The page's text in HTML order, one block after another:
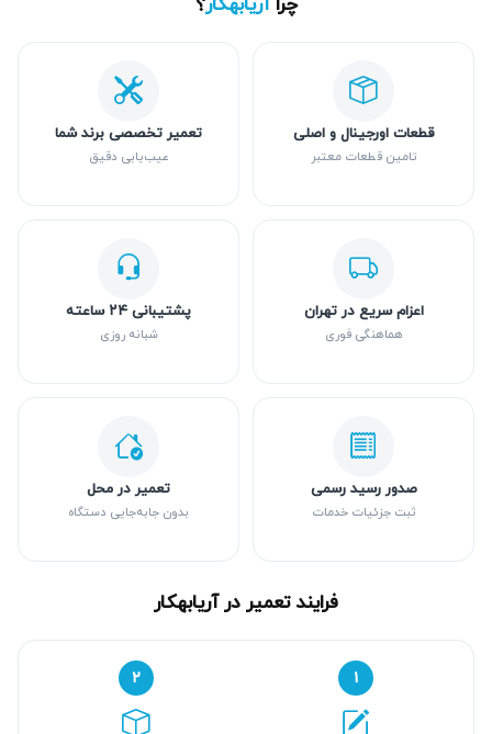
قطعات اورجینال و اصلی
تامین قطعات معتبر
تعمیر تخصصی برند شما
عیب‌یابی دقیق
اعزام سریع در تهران
هماهنگی فوری
پشتیبانی ۲۴ ساعته
شبانه روزی
صدور رسید رسمی
ثبت جزئیات خدمات
تعمیر در محل
بدون جابه‌جایی دستگاه
فرایند تعمیر در آریابهکار
۱ ۲